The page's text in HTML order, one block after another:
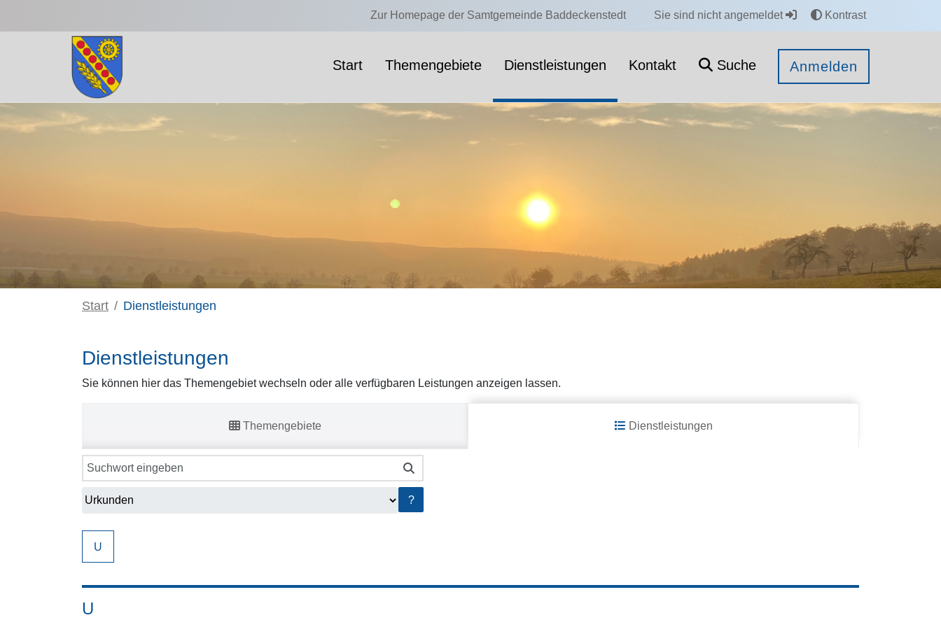
Zur Homepage der Samtgemeinde Baddeckenstedt Sie sind nicht angemeldet Kontrast
Start Themengebiete Dienstleistungen Kontakt Suche Anmelden
Start Dienstleistungen
Dienstleistungen
Sie können hier das Themengebiet wechseln oder alle verfügbaren Leistungen anzeigen lassen.
Themengebiete Dienstleistungen
?
U
U